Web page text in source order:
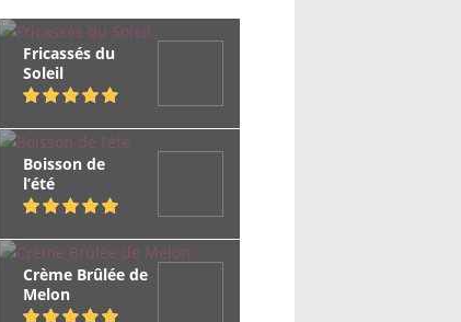
Fricassés du
Soleil
Boisson de
l’été
Crème Brûlée de
Melon